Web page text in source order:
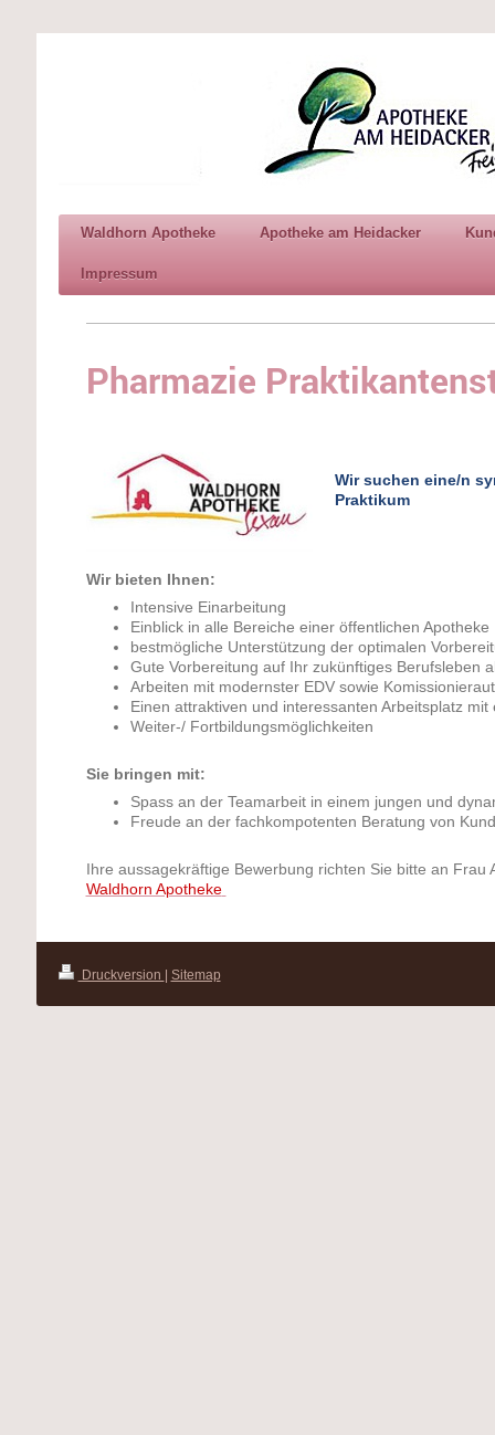
Waldhorn Apotheke Apotheke am Heidacker
Impressum
Pharmazie
Wir suchen eine/n
Praktikum
Wir bieten Ihnen:
Intensive Einarbeitung
Einblick in alle Bereiche einer öffentlichen Apotheke
bestmögliche Unterstützung der optimalen
Gute Vorbereitung auf Ihr zukünftiges Berufsleben
Arbeiten mit modernster EDV sowie
Einen attraktiven und interessanten Arbeitsplatz
Weiter-/ Fortbildungsmöglichkeiten
Sie bringen mit:
Spass an der Teamarbeit in einem jungen und
Freude an der fachkompotenten Beratung von
Ihre aussagekräftige Bewerbung richten Sie bitte an Frau
Waldhorn Apotheke
Druckversion Sitemap